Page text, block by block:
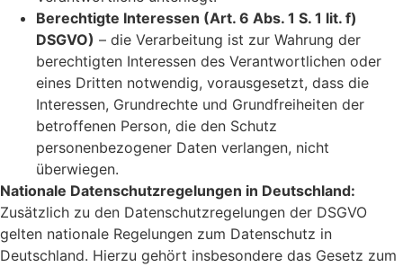
Berechtigte Interessen (Art. 6 Abs. 1 S. 1 lit. f)
DSGVO) – die Verarbeitung ist zur Wahrung der
berechtigten Interessen des Verantwortlichen oder
eines Dritten notwendig, vorausgesetzt, dass die
Interessen, Grundrechte und Grundfreiheiten der
betroffenen Person, die den Schutz
personenbezogener Daten verlangen, nicht
überwiegen.
Nationale Datenschutzregelungen in Deutschland:
Zusätzlich zu den Datenschutzregelungen der DSGVO
gelten nationale Regelungen zum Datenschutz in
Deutschland. Hierzu gehört insbesondere das Gesetz zum